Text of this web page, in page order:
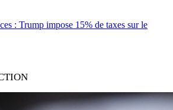
: Trump impose 15% de taxes sur le